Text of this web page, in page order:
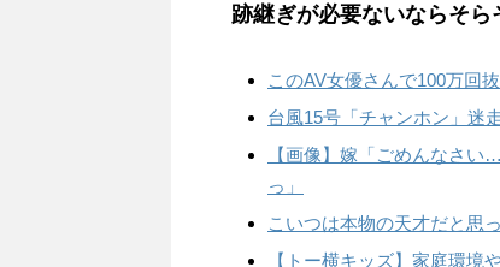
跡継ぎが必要ないならそら
このAV女優さんで100万回
台風15号「チャンホン」迷
【画像】嫁「ごめんなさ
っ」
こいつは本物の天才だと思
【トー横キッズ】家庭環境